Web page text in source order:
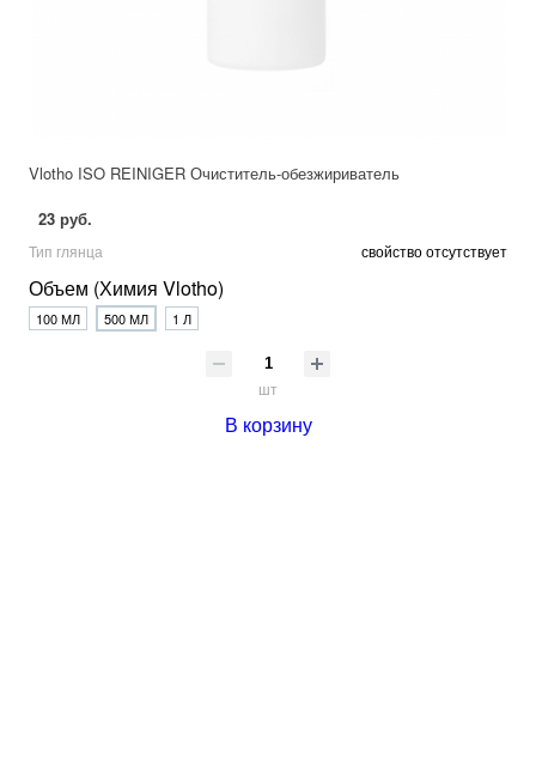
Vlotho ISO REINIGER Очиститель-обезжириватель
23 руб.
Тип глянца свойство отсутствует
Объем (Химия Vlotho)
100 МЛ 500 МЛ 1 Л
шт
В корзину